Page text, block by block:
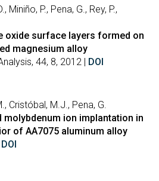
Miniño, P., Pena, G., Rey, P.,
oxide surface layers formed on
magnesium alloy
44, 8, 2012 | DOI
Cristóbal, M.J., Pena, G.
ion implantation in
of AA7075 aluminum alloy
DOI